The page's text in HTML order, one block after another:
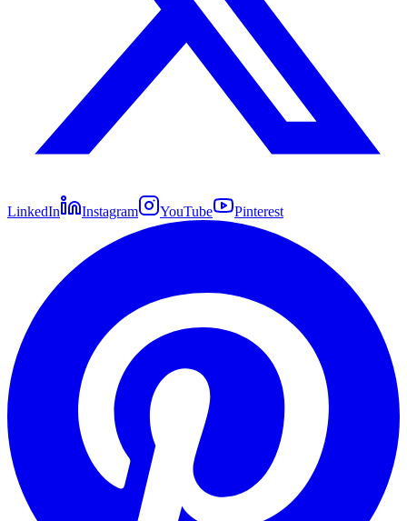
LinkedIn Instagram YouTube Pinterest